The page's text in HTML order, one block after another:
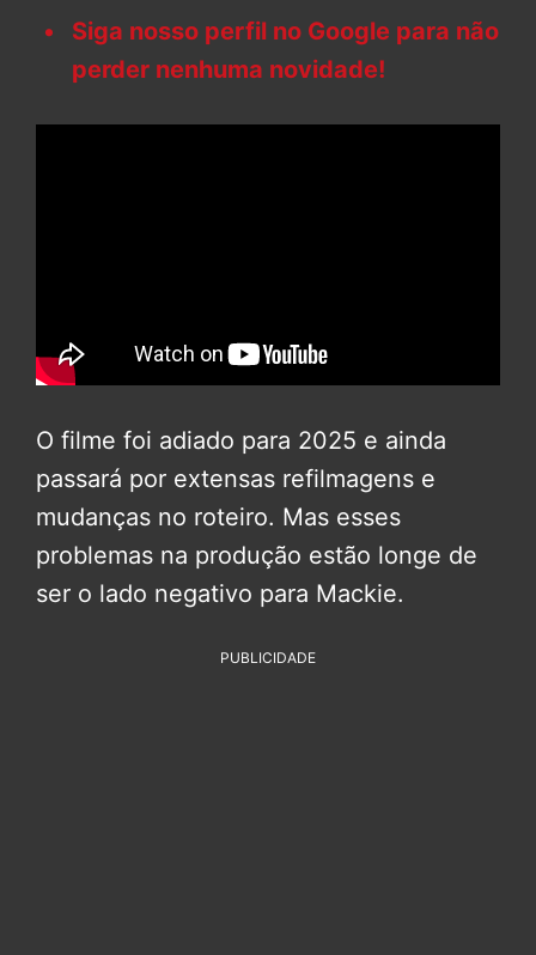
Siga nosso perfil no Google para não
perder nenhuma novidade!
O filme foi adiado para 2025 e ainda
passará por extensas refilmagens e
mudanças no roteiro. Mas esses
problemas na produção estão longe de
ser o lado negativo para Mackie.
PUBLICIDADE